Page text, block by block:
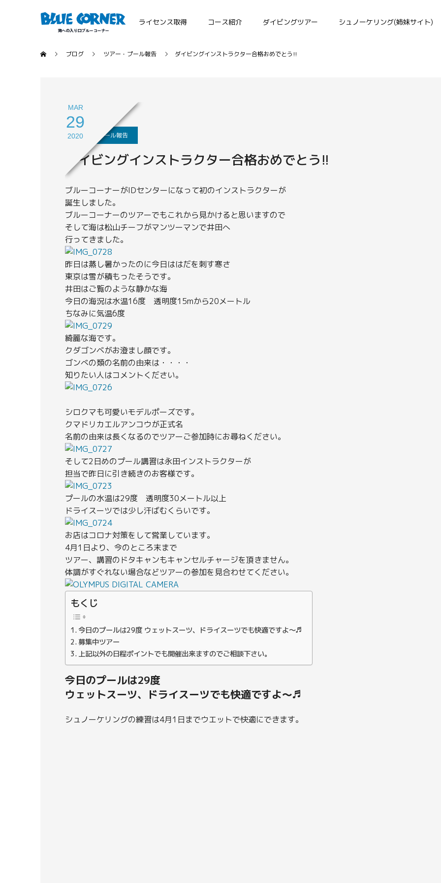
ライセンス取得 コース紹介 ダイビングツアー シュノーケリング(姉妹サイト)
ブログ ツアー・プール報告 ダイビングインストラクター合格おめでとう!!
MAR
29
2020ツアー・プール報告
ダイビングインストラクター合格おめでとう!!
ブルーコーナーがIDセンターになって初のインストラクターが
誕生しました。
ブルーコーナーのツアーでもこれから見かけると思いますので
そして海は松山チーフがマンツーマンで井田へ
行ってきました。
昨日は蒸し暑かったのに今日ははだを刺す寒さ
東京は雪が積もったそうです。
井田はご覧のような静かな海
今日の海況は水温16度 透明度15mから20メートル
ちなみに気温6度
綺麗な海です。
クダゴンベがお澄まし顔です。
ゴンべの類の名前の由来は・・・・
知りたい人はコメントください。
シロクマも可愛いモデルポーズです。
クマドリカエルアンコウが正式名
名前の由来は長くなるのでツアーご参加時にお尋ねください。
そして2日めのプール講習は永田インストラクターが
担当で昨日に引き続きのお客様です。
プールの水温は29度 透明度30メートル以上
ドライスーツでは少し汗ばむくらいです。
お店はコロナ対策をして営業しています。
4月1日より、今のところ末まで
ツアー、講習のドタキャンもキャンセルチャージを頂きません。
体調がすぐれない場合などツアーの参加を見合わせてください。
もくじ
今日のプールは29度 ウェットスーツ、ドライスーツでも快適ですよ～♬
募集中ツアー
上記以外の日程ポイントでも開催出来ますのでご相談下さい。
今日のプールは29度
ウェットスーツ、ドライスーツでも快適ですよ～♬
シュノーケリングの練習は4月1日までウエットで快適にできます。